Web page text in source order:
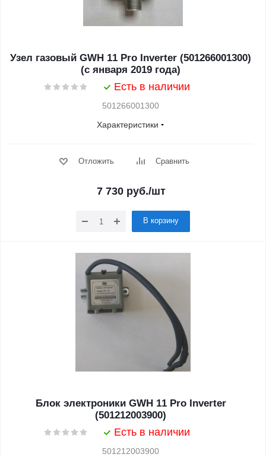
Узел газовый GWH 11 Pro Inverter (501266001300)
(с января 2019 года)
Есть в наличии
501266001300
Характеристики
Отложить Сравнить
7 730руб./шт
В корзину
Блок электроники GWH 11 Pro Inverter
(501212003900)
Есть в наличии
501212003900